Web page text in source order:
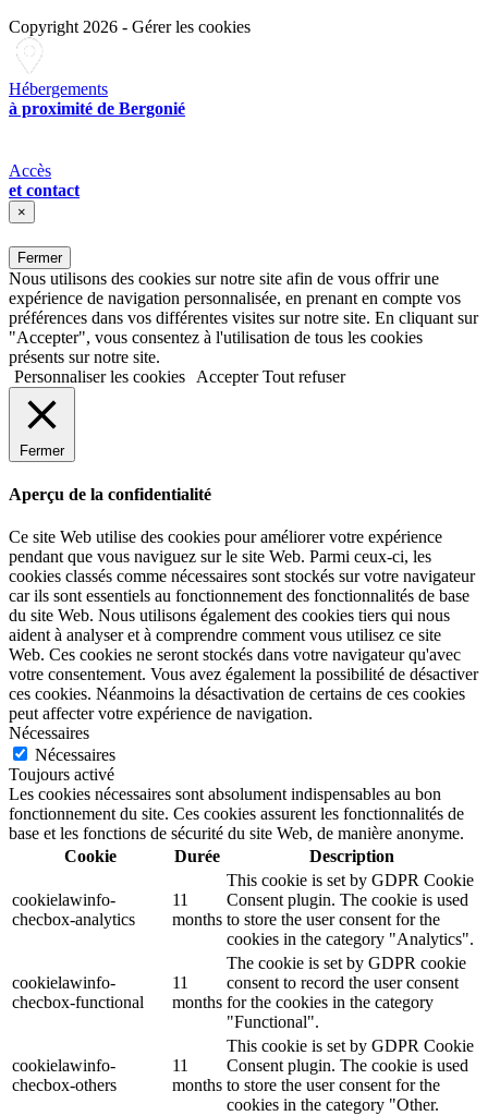
Copyright 2026 - Gérer les cookies
Hébergements
à proximité de Bergonié
Accès
et contact
×
Fermer
Nous utilisons des cookies sur notre site afin de vous offrir une
expérience de navigation personnalisée, en prenant en compte vos
préférences dans vos différentes visites sur notre site. En cliquant sur
"Accepter", vous consentez à l'utilisation de tous les cookies
présents sur notre site.
Personnaliser les cookies
Accepter Tout refuser
Fermer
Aperçu de la confidentialité
Ce site Web utilise des cookies pour améliorer votre expérience
pendant que vous naviguez sur le site Web. Parmi ceux-ci, les
cookies classés comme nécessaires sont stockés sur votre navigateur
car ils sont essentiels au fonctionnement des fonctionnalités de base
du site Web. Nous utilisons également des cookies tiers qui nous
aident à analyser et à comprendre comment vous utilisez ce site
Web. Ces cookies ne seront stockés dans votre navigateur qu'avec
votre consentement. Vous avez également la possibilité de désactiver
ces cookies. Néanmoins la désactivation de certains de ces cookies
peut affecter votre expérience de navigation.
Nécessaires
Nécessaires
Toujours activé
Les cookies nécessaires sont absolument indispensables au bon
fonctionnement du site. Ces cookies assurent les fonctionnalités de
base et les fonctions de sécurité du site Web, de manière anonyme.
Cookie
Durée Description
cookielawinfo-
checbox-analytics
11
months
This cookie is set by GDPR Cookie
Consent plugin. The cookie is used
to store the user consent for the
cookies in the category "Analytics".
cookielawinfo-
checbox-functional
11
months
The cookie is set by GDPR cookie
consent to record the user consent
for the cookies in the category
"Functional".
cookielawinfo-
checbox-others
11
months
This cookie is set by GDPR Cookie
Consent plugin. The cookie is used
to store the user consent for the
cookies in the category "Other.